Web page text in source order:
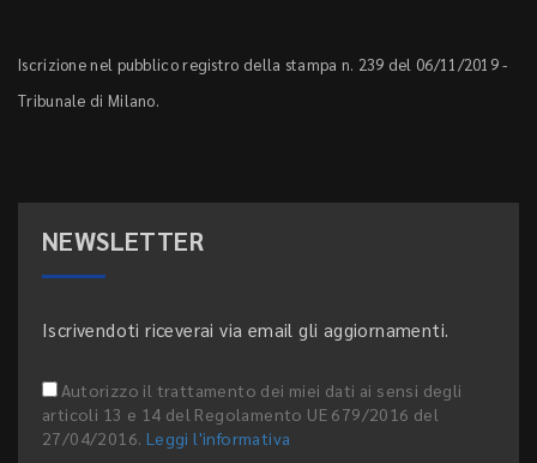
Iscrizione nel pubblico registro della stampa n. 239 del 06/11/2019 -
Tribunale di Milano.
NEWSLETTER
Iscrivendoti riceverai via email gli aggiornamenti.
Autorizzo il trattamento dei miei dati ai sensi degli
articoli 13 e 14 del Regolamento UE 679/2016 del
27/04/2016. Leggi l'informativa